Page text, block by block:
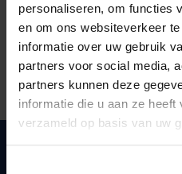
personaliseren, om functies
en om ons websiteverkeer
informatie over uw gebruik
partners voor social media,
partners kunnen deze
informatie die u aan ze
verzameld op basis van uw